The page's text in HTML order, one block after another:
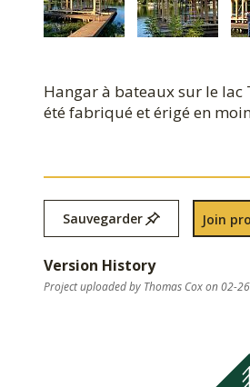
Hangar à bateaux sur le lac
été fabriqué et érigé en
Sauvegarder Join
Version History
Project uploaded by Thomas Cox on 02-